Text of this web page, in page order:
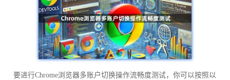
要进行Chrome浏览器多账户切换操作流畅度测试，你可以按照以